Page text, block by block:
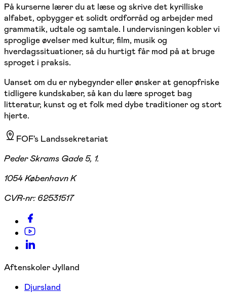
På kurserne lærer du at læse og skrive det kyrilliske
alfabet, opbygger et solidt ordforråd og arbejder med
grammatik, udtale og samtale. I undervisningen kobler vi
sproglige øvelser med kultur, film, musik og
hverdagssituationer, så du hurtigt får mod på at bruge
sproget i praksis.
Uanset om du er nybegynder eller ønsker at genopfriske
tidligere kundskaber, så kan du lære sproget bag
litteratur, kunst og et folk med dybe traditioner og stort
hjerte.
FOF's Landssekretariat
Peder Skrams Gade 5, 1.
1054 København K
CVR-nr: 62531517
Aftenskoler Jylland
Djursland